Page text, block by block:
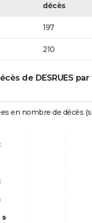
décès
197
210
de DESRUES
en nombre de décès
9